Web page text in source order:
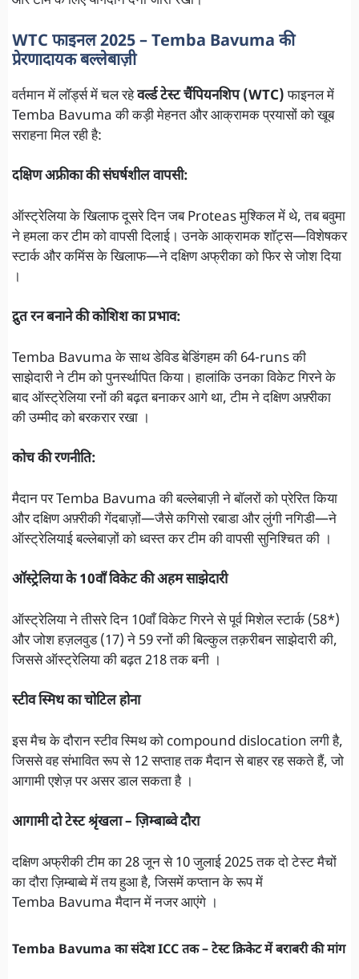
WTC फाइनल 2025 – Temba Bavuma की
प्रेरणादायक बल्लेबाज़ी
वर्तमान में लॉर्ड्स में चल रहेवर्ल्ड टेस्ट चैंपियनशिप (WTC)फाइनल में
Temba Bavuma की कड़ी मेहनत और आक्रामक प्रयासों को खूब
सराहना मिल रही है:
दक्षिण अफ्रीका की संघर्षशील वापसी:
ऑस्ट्रेलिया के खिलाफ दूसरे दिन जब Proteas मुश्किल में थे, तब बवुमा
ने हमला कर टीम को वापसी दिलाई। उनके आक्रामक शॉट्स—विशेषकर
स्टार्क और कमिंस के खिलाफ—ने दक्षिण अफ्रीका को फिर से जोश दिया
।
द्रुत रन बनाने की कोशिश का प्रभाव:
Temba Bavuma के साथ डेविड बेडिंगहम की 64-runs की
साझेदारी ने टीम को पुनर्स्थापित किया। हालांकि उनका विकेट गिरने के
बाद ऑस्ट्रेलिया रनों की बढ़त बनाकर आगे था, टीम ने दक्षिण अफ़्रीका
की उम्मीद को बरकरार रखा ।
कोच की रणनीति:
मैदान पर Temba Bavuma की बल्लेबाज़ी ने बॉलरों को प्रेरित किया
और दक्षिण अफ़्रीकी गेंदबाज़ों—जैसे कगिसो रबाडा और लुंगी नगिडी—ने
ऑस्ट्रेलियाई बल्लेबाज़ों को ध्वस्त कर टीम की वापसी सुनिश्चित की ।
ऑस्ट्रेलिया के 10वाँ विकेट की अहम साझेदारी
ऑस्ट्रेलिया ने तीसरे दिन 10वाँ विकेट गिरने से पूर्व मिशेल स्टार्क (58*)
और जोश हज़लवुड (17) ने 59 रनों की बिल्कुल तक़रीबन साझेदारी की,
जिससे ऑस्ट्रेलिया की बढ़त 218 तक बनी ।
स्टीव स्मिथ का चोटिल होना
इस मैच के दौरान स्टीव स्मिथ को compound dislocation लगी है,
जिससे वह संभावित रूप से 12 सप्ताह तक मैदान से बाहर रह सकते हैं, जो
आगामी एशेज़ पर असर डाल सकता है ।
आगामी दो टेस्ट श्रृंखला – ज़िम्बाब्वे दौरा
दक्षिण अफ्रीकी टीम का 28 जून से 10 जुलाई 2025 तक दो टेस्ट मैचों
का दौरा ज़िम्बाब्वे में तय हुआ है, जिसमें कप्तान के रूप में
Temba Bavuma मैदान में नजर आएंगे ।
Temba Bavuma का संदेश ICC तक – टेस्ट क्रिकेट में बराबरी की मांग